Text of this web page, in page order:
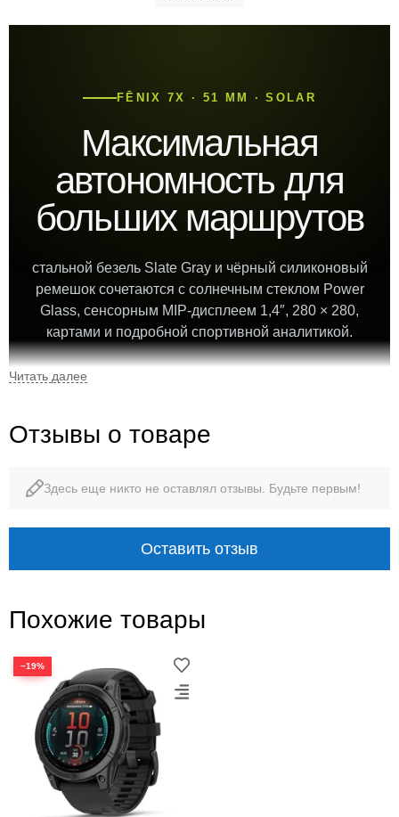
FĒNIX 7X · 51 ММ · SOLAR
Максимальная
автономность для
больших маршрутов
стальной безель Slate Gray и чёрный силиконовый
ремешок сочетаются с солнечным стеклом Power
Glass, сенсорным MIP-дисплеем 1,4″, 280 × 280,
картами и подробной спортивной аналитикой.
диаметр корпуса
10 ATM
водозащита
37 дней
смарт-часы с солнцем
СОЛНЦЕ · ТРЕНИРОВКИ · НАВИГАЦИЯ
fēnix 7X: инструменты для
спорта, маршрутов и
повседневного контроля
Отзывы о товаре
Здесь еще никто не оставлял отзывы. Будьте первым!
Оставить отзыв
Похожие товары
−19%